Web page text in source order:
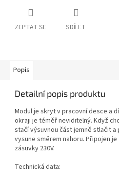
ZEPTAT SE SDÍLET
Popis
Detailní popis produktu
Modul je skryt v pracovní desce a
okraji je téměř neviditelný. Když
stačí výsuvnou část jemně stlačit a
vysune směrem nahoru. Připojen
zásuvky 230V.
Technická data: